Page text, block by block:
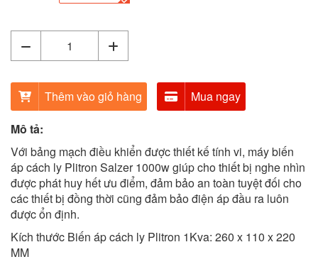
Thêm vào giỏ hàng
Mua ngay
Mô tả:
Với bảng mạch điều khiển được thiết kế tính vi, máy biến
áp cách ly Plitron Salzer 1000w giúp cho thiết bị nghe nhìn
được phát huy hết ưu điểm, đảm bảo an toàn tuyệt đối cho
các thiết bị đồng thời cũng đảm bảo điện áp đầu ra luôn
được ổn định.
Kích thước Biến áp cách ly Plitron 1Kva: 260 x 110 x 220
MM